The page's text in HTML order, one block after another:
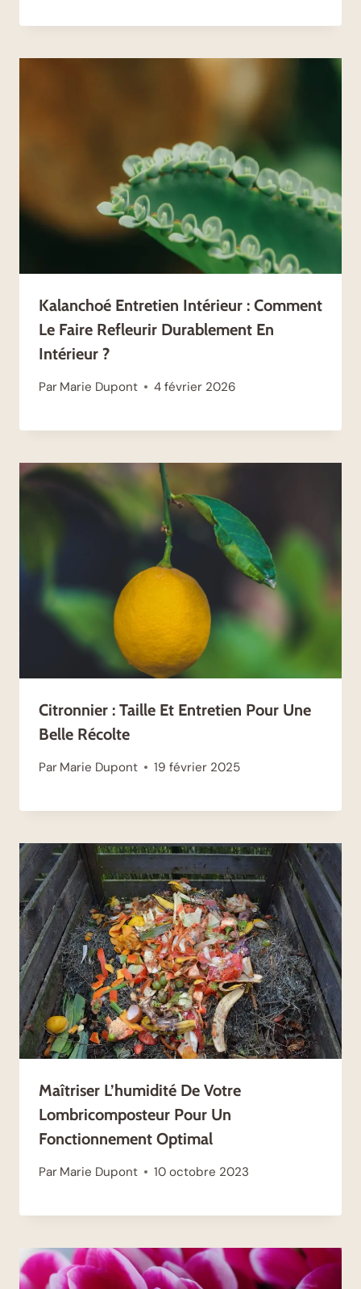
Kalanchoé Entretien Intérieur : Comment
Le Faire Refleurir Durablement En
Intérieur ?
Par Marie Dupont 4 février 2026
Citronnier : Taille Et Entretien Pour Une
Belle Récolte
Par Marie Dupont 19 février 2025
Maîtriser L’humidité De Votre
Lombricomposteur Pour Un
Fonctionnement Optimal
Par Marie Dupont 10 octobre 2023